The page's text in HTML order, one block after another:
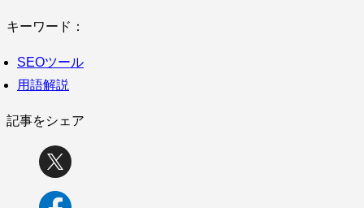
キーワード：
SEOツール
用語解説
記事をシェア